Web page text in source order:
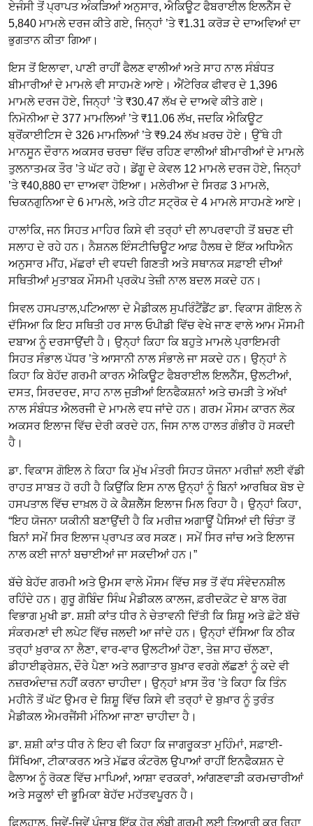
ਏਜੰਸੀ ਤੋਂ ਪ੍ਰਾਪਤ ਅੰਕੜਿਆਂ ਅਨੁਸਾਰ, ਐਕਿਊਟ ਫੈਬਰਾਈਲ ਇਲਨੈੱਸ ਦੇ
5,840 ਮਾਮਲੇ ਦਰਜ ਕੀਤੇ ਗਏ, ਜਿਨ੍ਹਾਂ ’ਤੇ ₹1.31 ਕਰੋੜ ਦੇ ਦਾਅਵਿਆਂ ਦਾ
ਭੁਗਤਾਨ ਕੀਤਾ ਗਿਆ।
ਇਸ ਤੋਂ ਇਲਾਵਾ, ਪਾਣੀ ਰਾਹੀਂ ਫੈਲਣ ਵਾਲੀਆਂ ਅਤੇ ਸਾਹ ਨਾਲ ਸੰਬੰਧਤ
ਬੀਮਾਰੀਆਂ ਦੇ ਮਾਮਲੇ ਵੀ ਸਾਹਮਣੇ ਆਏ। ਐਂਟੇਰਿਕ ਫੀਵਰ ਦੇ 1,396
ਮਾਮਲੇ ਦਰਜ ਹੋਏ, ਜਿਨ੍ਹਾਂ ’ਤੇ ₹30.47 ਲੱਖ ਦੇ ਦਾਅਵੇ ਕੀਤੇ ਗਏ।
ਨਿਮੋਨੀਆ ਦੇ 377 ਮਾਮਲਿਆਂ ’ਤੇ ₹11.06 ਲੱਖ, ਜਦਕਿ ਐਕਿਊਟ
ਬ੍ਰੋਂਕਾਈਟਿਸ ਦੇ 326 ਮਾਮਲਿਆਂ ’ਤੇ ₹9.24 ਲੱਖ ਖ਼ਰਚ ਹੋਏ। ਉੱਥੇ ਹੀ
ਮਾਨਸੂਨ ਦੌਰਾਨ ਅਕਸਰ ਚਰਚਾ ਵਿੱਚ ਰਹਿਣ ਵਾਲੀਆਂ ਬੀਮਾਰੀਆਂ ਦੇ ਮਾਮਲੇ
ਤੁਲਨਾਤਮਕ ਤੌਰ ’ਤੇ ਘੱਟ ਰਹੇ। ਡੇਂਗੂ ਦੇ ਕੇਵਲ 12 ਮਾਮਲੇ ਦਰਜ ਹੋਏ, ਜਿਨ੍ਹਾਂ
’ਤੇ ₹40,880 ਦਾ ਦਾਅਵਾ ਹੋਇਆ। ਮਲੇਰੀਆ ਦੇ ਸਿਰਫ਼ 3 ਮਾਮਲੇ,
ਚਿਕਨਗੁਨਿਆ ਦੇ 6 ਮਾਮਲੇ, ਅਤੇ ਹੀਟ ਸਟ੍ਰੋਕ ਦੇ 4 ਮਾਮਲੇ ਸਾਹਮਣੇ ਆਏ।
ਹਾਲਾਂਕਿ, ਜਨ ਸਿਹਤ ਮਾਹਿਰ ਕਿਸੇ ਵੀ ਤਰ੍ਹਾਂ ਦੀ ਲਾਪਰਵਾਹੀ ਤੋਂ ਬਚਣ ਦੀ
ਸਲਾਹ ਦੇ ਰਹੇ ਹਨ। ਨੈਸ਼ਨਲ ਇੰਸਟੀਚਿਊਟ ਆਫ਼ ਹੈਲਥ ਦੇ ਇੱਕ ਅਧਿਐਨ
ਅਨੁਸਾਰ ਮੀਂਹ, ਮੱਛਰਾਂ ਦੀ ਵਧਦੀ ਗਿਣਤੀ ਅਤੇ ਸਥਾਨਕ ਸਫ਼ਾਈ ਦੀਆਂ
ਸਥਿਤੀਆਂ ਮੁਤਾਬਕ ਮੌਸਮੀ ਪ੍ਰਕੋਪ ਤੇਜ਼ੀ ਨਾਲ ਬਦਲ ਸਕਦੇ ਹਨ।
ਸਿਵਲ ਹਸਪਤਾਲ,ਪਟਿਆਲਾ ਦੇ ਮੈਡੀਕਲ ਸੁਪਰਿੰਟੈਂਡੈਂਟ ਡਾ. ਵਿਕਾਸ ਗੋਇਲ ਨੇ
ਦੱਸਿਆ ਕਿ ਇਹ ਸਥਿਤੀ ਹਰ ਸਾਲ ਓਪੀਡੀ ਵਿੱਚ ਵੇਖੇ ਜਾਣ ਵਾਲੇ ਆਮ ਮੌਸਮੀ
ਦਬਾਅ ਨੂੰ ਦਰਸਾਉਂਦੀ ਹੈ। ਉਨ੍ਹਾਂ ਕਿਹਾ ਕਿ ਬਹੁਤੇ ਮਾਮਲੇ ਪ੍ਰਾਇਮਰੀ
ਸਿਹਤ ਸੰਭਾਲ ਪੱਧਰ ’ਤੇ ਆਸਾਨੀ ਨਾਲ ਸੰਭਾਲੇ ਜਾ ਸਕਦੇ ਹਨ। ਉਨ੍ਹਾਂ ਨੇ
ਕਿਹਾ ਕਿ ਬੇਹੱਦ ਗਰਮੀ ਕਾਰਨ ਐਕਿਊਟ ਫੈਬਰਾਈਲ ਇਲਨੈੱਸ, ਉਲਟੀਆਂ,
ਦਸਤ, ਸਿਰਦਰਦ, ਸਾਹ ਨਾਲ ਜੁੜੀਆਂ ਇਨਫੈਕਸ਼ਨਾਂ ਅਤੇ ਚਮੜੀ ਤੇ ਅੱਖਾਂ
ਨਾਲ ਸੰਬੰਧਤ ਐਲਰਜੀ ਦੇ ਮਾਮਲੇ ਵਧ ਜਾਂਦੇ ਹਨ। ਗਰਮ ਮੌਸਮ ਕਾਰਨ ਲੋਕ
ਅਕਸਰ ਇਲਾਜ ਵਿੱਚ ਦੇਰੀ ਕਰਦੇ ਹਨ, ਜਿਸ ਨਾਲ ਹਾਲਤ ਗੰਭੀਰ ਹੋ ਸਕਦੀ
ਹੈ।
ਡਾ. ਵਿਕਾਸ ਗੋਇਲ ਨੇ ਕਿਹਾ ਕਿ ਮੁੱਖ ਮੰਤਰੀ ਸਿਹਤ ਯੋਜਨਾ ਮਰੀਜ਼ਾਂ ਲਈ ਵੱਡੀ
ਰਾਹਤ ਸਾਬਤ ਹੋ ਰਹੀ ਹੈ ਕਿਉਂਕਿ ਇਸ ਨਾਲ ਉਨ੍ਹਾਂ ਨੂੰ ਬਿਨਾਂ ਆਰਥਿਕ ਬੋਝ ਦੇ
ਹਸਪਤਾਲ ਵਿੱਚ ਦਾਖ਼ਲ ਹੋ ਕੇ ਕੈਸ਼ਲੈੱਸ ਇਲਾਜ ਮਿਲ ਰਿਹਾ ਹੈ। ਉਨ੍ਹਾਂ ਕਿਹਾ,
“ਇਹ ਯੋਜਨਾ ਯਕੀਨੀ ਬਣਾਉਂਦੀ ਹੈ ਕਿ ਮਰੀਜ਼ ਅਗਾਊਂ ਪੈਸਿਆਂ ਦੀ ਚਿੰਤਾ ਤੋਂ
ਬਿਨਾਂ ਸਮੇਂ ਸਿਰ ਇਲਾਜ ਪ੍ਰਾਪਤ ਕਰ ਸਕਣ। ਸਮੇਂ ਸਿਰ ਜਾਂਚ ਅਤੇ ਇਲਾਜ
ਨਾਲ ਕਈ ਜਾਨਾਂ ਬਚਾਈਆਂ ਜਾ ਸਕਦੀਆਂ ਹਨ।”
ਬੱਚੇ ਬੇਹੱਦ ਗਰਮੀ ਅਤੇ ਉਮਸ ਵਾਲੇ ਮੌਸਮ ਵਿੱਚ ਸਭ ਤੋਂ ਵੱਧ ਸੰਵੇਦਨਸ਼ੀਲ
ਰਹਿੰਦੇ ਹਨ। ਗੁਰੂ ਗੋਬਿੰਦ ਸਿੰਘ ਮੈਡੀਕਲ ਕਾਲਜ, ਫ਼ਰੀਦਕੋਟ ਦੇ ਬਾਲ ਰੋਗ
ਵਿਭਾਗ ਮੁਖੀ ਡਾ. ਸ਼ਸ਼ੀ ਕਾਂਤ ਧੀਰ ਨੇ ਚੇਤਾਵਨੀ ਦਿੱਤੀ ਕਿ ਸ਼ਿਸ਼ੂ ਅਤੇ ਛੋਟੇ ਬੱਚੇ
ਸੰਕਰਮਣਾਂ ਦੀ ਲਪੇਟ ਵਿੱਚ ਜਲਦੀ ਆ ਜਾਂਦੇ ਹਨ। ਉਨ੍ਹਾਂ ਦੱਸਿਆ ਕਿ ਠੀਕ
ਤਰ੍ਹਾਂ ਖ਼ੁਰਾਕ ਨਾ ਲੈਣਾ, ਵਾਰ-ਵਾਰ ਉਲਟੀਆਂ ਹੋਣਾ, ਤੇਜ਼ ਸਾਹ ਚੱਲਣਾ,
ਡੀਹਾਈਡ੍ਰੇਸ਼ਨ, ਦੌਰੇ ਪੈਣਾ ਅਤੇ ਲਗਾਤਾਰ ਬੁਖ਼ਾਰ ਵਰਗੇ ਲੱਛਣਾਂ ਨੂੰ ਕਦੇ ਵੀ
ਨਜ਼ਰਅੰਦਾਜ਼ ਨਹੀਂ ਕਰਨਾ ਚਾਹੀਦਾ। ਉਨ੍ਹਾਂ ਖ਼ਾਸ ਤੌਰ ’ਤੇ ਕਿਹਾ ਕਿ ਤਿੰਨ
ਮਹੀਨੇ ਤੋਂ ਘੱਟ ਉਮਰ ਦੇ ਸ਼ਿਸ਼ੂ ਵਿੱਚ ਕਿਸੇ ਵੀ ਤਰ੍ਹਾਂ ਦੇ ਬੁਖ਼ਾਰ ਨੂੰ ਤੁਰੰਤ
ਮੈਡੀਕਲ ਐਮਰਜੈਂਸੀ ਮੰਨਿਆ ਜਾਣਾ ਚਾਹੀਦਾ ਹੈ।
ਡਾ. ਸ਼ਸ਼ੀ ਕਾਂਤ ਧੀਰ ਨੇ ਇਹ ਵੀ ਕਿਹਾ ਕਿ ਜਾਗਰੂਕਤਾ ਮੁਹਿੰਮਾਂ, ਸਫ਼ਾਈ-
ਸਿੱਖਿਆ, ਟੀਕਾਕਰਨ ਅਤੇ ਮੱਛਰ ਕੰਟਰੋਲ ਉਪਾਆਂ ਰਾਹੀਂ ਇਨਫੈਕਸ਼ਨ ਦੇ
ਫੈਲਾਅ ਨੂੰ ਰੋਕਣ ਵਿੱਚ ਮਾਪਿਆਂ, ਆਸ਼ਾ ਵਰਕਰਾਂ, ਆਂਗਣਵਾੜੀ ਕਰਮਚਾਰੀਆਂ
ਅਤੇ ਸਕੂਲਾਂ ਦੀ ਭੂਮਿਕਾ ਬੇਹੱਦ ਮਹੱਤਵਪੂਰਨ ਹੈ।
ਫ਼ਿਲਹਾਲ, ਜਿਵੇਂ-ਜਿਵੇਂ ਪੰਜਾਬ ਇੱਕ ਹੋਰ ਲੰਬੀ ਗਰਮੀ ਲਈ ਤਿਆਰੀ ਕਰ ਰਿਹਾ